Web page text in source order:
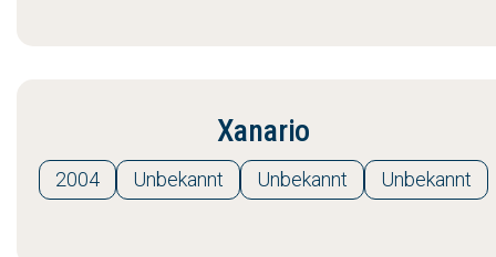
Xanario
2004 Unbekannt Unbekannt Unbekannt